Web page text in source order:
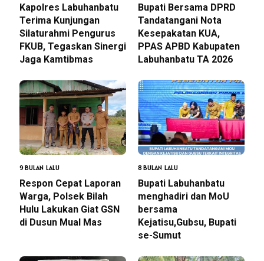
Kapolres Labuhanbatu
Terima Kunjungan
Silaturahmi Pengurus
FKUB, Tegaskan Sinergi
Jaga Kamtibmas
Bupati Bersama DPRD
Tandatangani Nota
Kesepakatan KUA,
PPAS APBD Kabupaten
Labuhanbatu TA 2026
9 BULAN LALU
Respon Cepat Laporan
Warga, Polsek Bilah
Hulu Lakukan Giat GSN
di Dusun Mual Mas
8 BULAN LALU
Bupati Labuhanbatu
menghadiri dan MoU
bersama
Kejatisu,Gubsu, Bupati
se-Sumut